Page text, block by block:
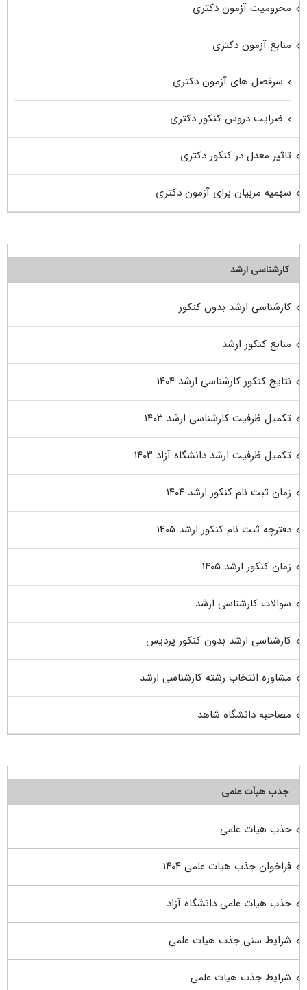
محرومیت آزمون دکتری
منابع آزمون دکتری
سرفصل های آزمون دکتری
ضرایب دروس کنکور دکتری
تاثیر معدل در کنکور دکتری
سهمیه مربیان برای آزمون دکتری
کارشناسی ارشد
کارشناسی ارشد بدون کنکور
منابع کنکور ارشد
نتایج کنکور کارشناسی ارشد ۱۴۰۴
تکمیل ظرفیت کارشناسی ارشد ۱۴۰۳
تکمیل ظرفیت ارشد دانشگاه آزاد ۱۴۰۳
زمان ثبت نام کنکور ارشد ۱۴۰۴
دفترچه ثبت نام کنکور ارشد ۱۴۰۵
زمان کنکور ارشد ۱۴۰۵
سوالات کارشناسی ارشد
کارشناسی ارشد بدون کنکور پردیس
مشاوره انتخاب رشته کارشناسی ارشد
مصاحبه دانشگاه شاهد
جذب هیأت علمی
جذب هیات علمی
فراخوان جذب هیات علمی ۱۴۰۴
جذب هیات علمی دانشگاه آزاد
شرایط سنی جذب هیات علمی
شرایط جذب هیات علمی